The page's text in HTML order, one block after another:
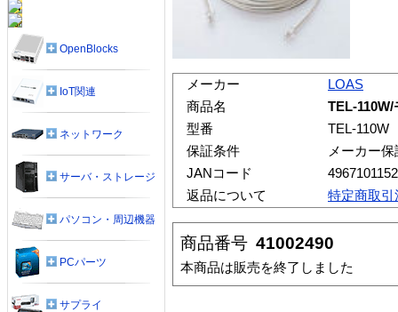
メーカー
LOAS
商品名
TEL-
型番
TEL-110W
保証条件
メーカー保
JANコード
返品について
特定商取
商品番号 41002490
本商品は販売を終了しました
OpenBlocks
IoT関連
ネットワーク
サーバ・ストレージ
パソコン・周辺機器
PCパーツ
サプライ